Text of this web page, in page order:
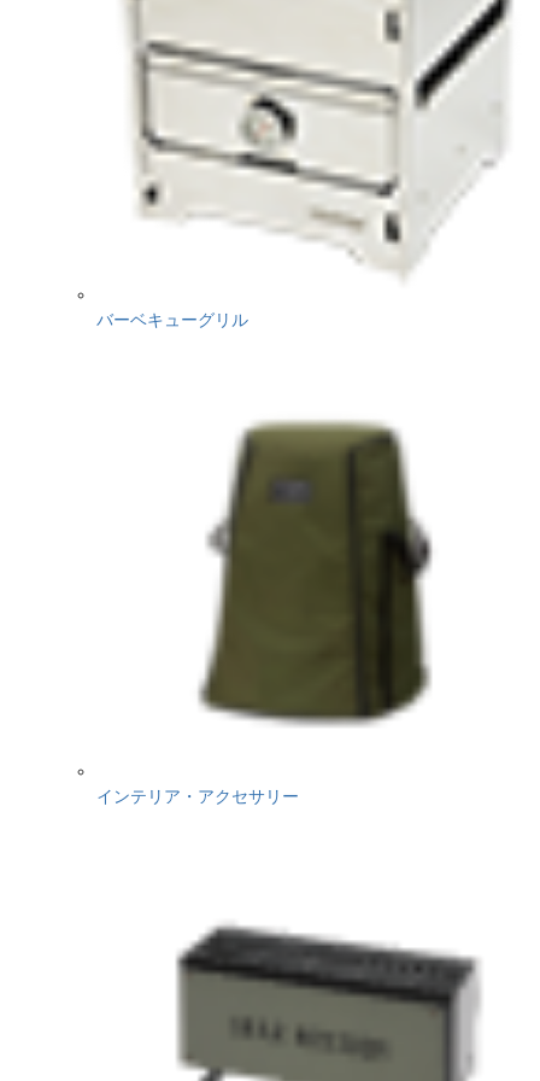
バーベキューグリル
インテリア・アクセサリー